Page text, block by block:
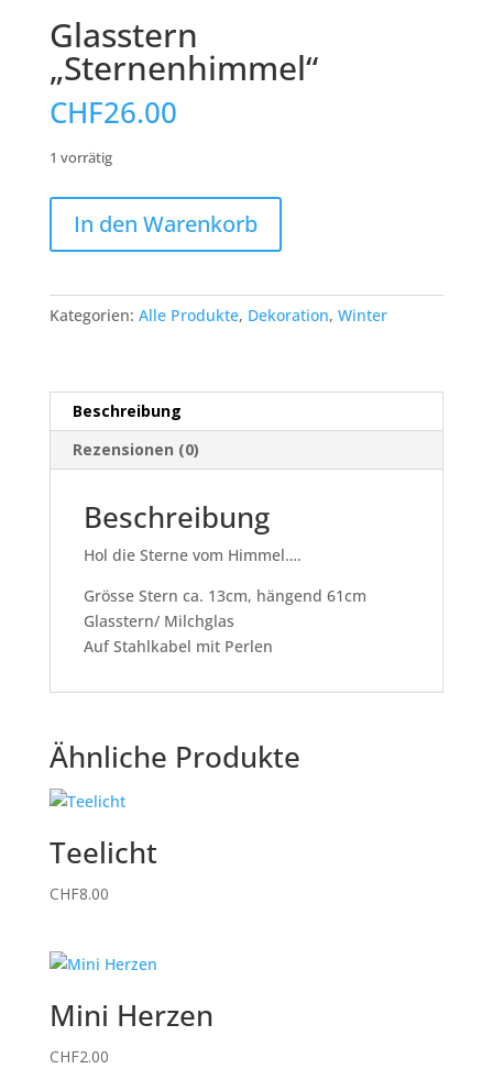
Glasstern
„Sternenhimmel“
CHF26.00
1 vorrätig
"Sternenhimmel"
Menge
In den Warenkorb
Kategorien: Alle Produkte, Dekoration, Winter
Beschreibung
Rezensionen (0)
Beschreibung
Hol die Sterne vom Himmel….
Grösse Stern ca. 13cm, hängend 61cm
Glasstern/ Milchglas
Auf Stahlkabel mit Perlen
Ähnliche Produkte
Teelicht
CHF8.00
Mini Herzen
CHF2.00